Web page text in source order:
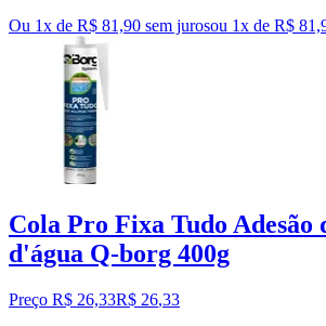
Ou 1x de R$ 81,90 sem jurosou 1x de R$
Cola Pro Fixa Tudo Adesão
d'água Q-borg 400g
Preço R$ 26,33R$ 26,33